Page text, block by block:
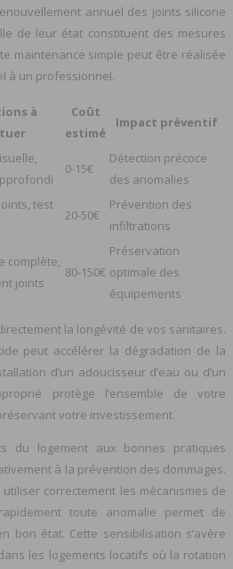
annuel des joints silicone
de leur état constituent des mesures
maintenance simple peut être réalisée
à un professionnel.
à
Coût
estimé
Impact préventif
0-15€
Détection précoce
des anomalies
test
20-50€
Prévention des
infiltrations
complète,
joints
80-150€
Préservation
optimale des
équipements
la longévité de vos sanitaires.
peut accélérer la dégradation de la
d’un adoucisseur d’eau ou d’un
protège l’ensemble de votre
votre investissement.
du logement aux bonnes pratiques
à la prévention des dommages.
correctement les mécanismes de
toute anomalie permet de
bon état. Cette sensibilisation s’avère
les logements locatifs où la rotation